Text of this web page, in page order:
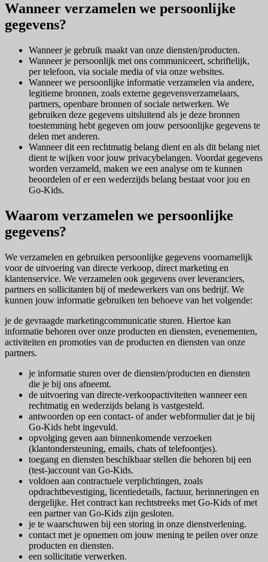
Wanneer verzamelen we persoonlijke
gegevens?
Wanneer je gebruik maakt van onze diensten/producten.
Wanneer je persoonlijk met ons communiceert, schriftelijk,
per telefoon, via sociale media of via onze websites.
Wanneer we persoonlijke informatie verzamelen via andere,
legitieme bronnen, zoals externe gegevensverzamelaars,
partners, openbare bronnen of sociale netwerken. We
gebruiken deze gegevens uitsluitend als je deze bronnen
toestemming hebt gegeven om jouw persoonlijke gegevens te
delen met anderen.
Wanneer dit een rechtmatig belang dient en als dit belang niet
dient te wijken voor jouw privacybelangen. Voordat gegevens
worden verzameld, maken we een analyse om te kunnen
beoordelen of er een wederzijds belang bestaat voor jou en
Go-Kids.
Waarom verzamelen we persoonlijke
gegevens?
We verzamelen en gebruiken persoonlijke gegevens voornamelijk
voor de uitvoering van directe verkoop, direct marketing en
klantenservice. We verzamelen ook gegevens over leveranciers,
partners en sollicitanten bij of medewerkers van ons bedrijf. We
kunnen jouw informatie gebruiken ten behoeve van het volgende:
je de gevraagde marketingcommunicatie sturen. Hiertoe kan
informatie behoren over onze producten en diensten, evenementen,
activiteiten en promoties van de producten en diensten van onze
partners.
je informatie sturen over de diensten/producten en diensten
die je bij ons afneemt.
de uitvoering van directe-verkoopactiviteiten wanneer een
rechtmatig en wederzijds belang is vastgesteld.
antwoorden op een contact- of ander webformulier dat je bij
Go-Kids hebt ingevuld.
opvolging geven aan binnenkomende verzoeken
(klantondersteuning, emails, chats of telefoontjes).
toegang en diensten beschikbaar stellen die behoren bij een
(test-)account van Go-Kids.
voldoen aan contractuele verplichtingen, zoals
opdrachtbevestiging, licentiedetails, factuur, herinneringen en
dergelijke. Het contract kan rechtstreeks met Go-Kids of met
een partner van Go-Kids zijn gesloten.
je te waarschuwen bij een storing in onze dienstverlening.
contact met je opnemen om jouw mening te peilen over onze
producten en diensten.
een sollicitatie verwerken.